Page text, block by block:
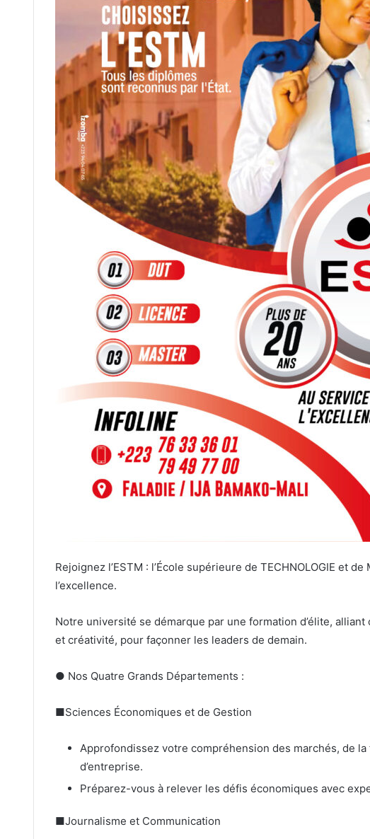
Rejoignez l’ESTM : l’École supérieure de TECHNOLOGIE et
l’excellence.
Notre université se démarque par une formation d’élite,
et créativité, pour façonner les leaders de demain.
● Nos Quatre Grands Départements :
■Sciences Économiques et de Gestion
Approfondissez votre compréhension des marchés, de
d’entreprise.
Préparez-vous à relever les défis économiques avec
■Journalisme et Communication